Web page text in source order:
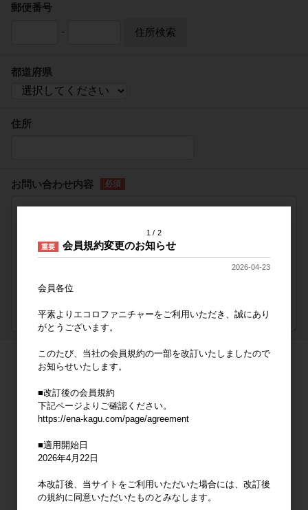
郵便番号
- 住所検索
都道府県
住所
お問い合わせ内容
お問い合わせにおける個人情報の取扱いについて
事業者の氏名または名称
株式会社イーナ
個人情報保護管理者（若しくはその代理人）の氏名又は職名、所属及び連
個人情報保護管理者：石見 高弘
電子メール：support@e-n-a.jp
個人情報の利用目的
お問い合わせいただいた内容に回答するため
1 2
重要 会員規約変更のお知らせ
2026-04-23
会員各位
平素よりエコロファニチャーをご利用いただき、誠にあり
がとうございます。
このたび、当社の会員規約の一部を改訂いたしましたので
お知らせいたします。
■改訂後の会員規約
下記ページよりご確認ください。
https://ena-kagu.com/page/agreement
■適用開始日
2026年4月22日
本改訂後、当サイトをご利用いただいた場合には、改訂後
の規約に同意いただいたものとみなします。